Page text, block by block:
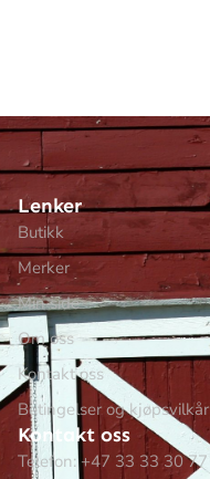
Lenker
Butikk
Merker
Min side
Om oss
Kontakt oss
Betingelser og kjøpsvilkår
Kontakt oss
Telefon: +47 33 33 30 77